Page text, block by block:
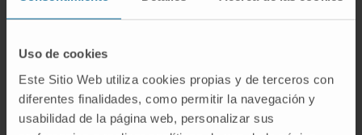
Uso de cookies
Este Sitio Web utiliza cookies propias y de terceros con
diferentes finalidades, como permitir la navegación y
usabilidad de la página web, personalizar sus
Universidad de Navarra, Facultad de
Reproducción Humana.
En investigación
Ha participado como coautora de varios